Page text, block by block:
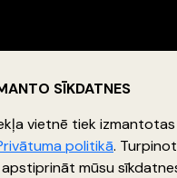
SĪKDATNES
vietnē tiek izmantotas
politikā.
mūsu